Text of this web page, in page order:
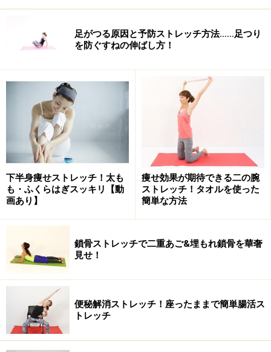
足がつる原因と予防ストレッチ方法……足つり
を防ぐすねの伸ばし方！
下半身痩せストレッチ！太も
も・ふくらはぎスッキリ【動
画あり】
痩せ効果が期待できる二の腕
ストレッチ！タオルを使った
簡単な方法
鎖骨ストレッチで二重あご&埋もれ鎖骨を華奢
見せ！
便秘解消ストレッチ！座ったままで簡単腸活ス
トレッチ